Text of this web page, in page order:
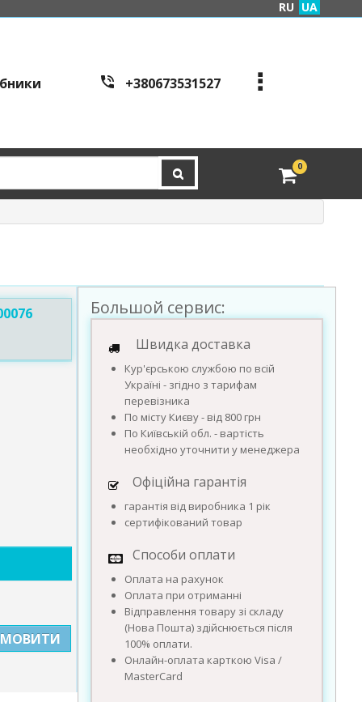
RU UA
+380673531527
edveri.kyiv@gmail.com
Режим работы c
tre:
м. Київ, вул. Куренівсь
б з 10:00 до 16:00
0
Большой сервис:
Швидка доставка
Кур'єрською службою по всій
Україні - згідно з тарифам
перевізника
По місту Києву - від 800 грн
По Київській обл. - вартість
необхідно уточнити у менеджера
Офіційна гарантія
гарантія від виробника 1 рік
сертифікований товар
Способи оплати
Оплата на рахунок
Оплата при отриманні
Відправлення товару зі складу
(Нова Пошта) здійснюється після
100% оплати.
Онлайн-оплата карткою Visa /
MasterCard